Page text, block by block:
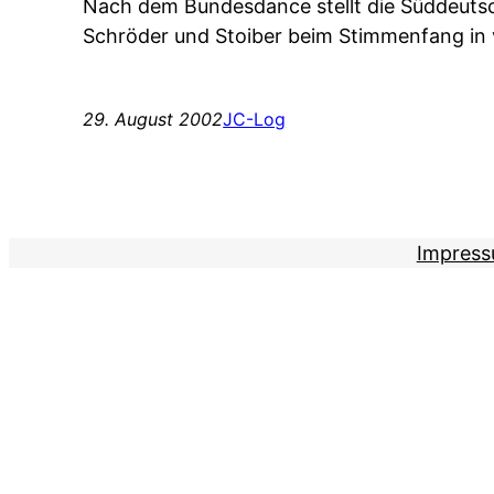
Nach dem Bundesdance stellt die
Schröder und Stoiber beim Stimmenfang
29. August 2002JC-Log